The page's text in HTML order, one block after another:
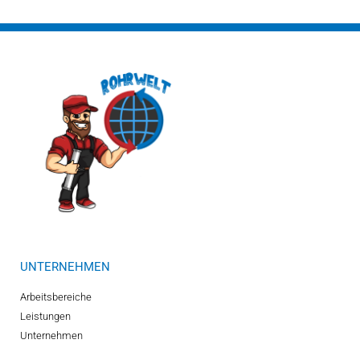
UNTERNEHMEN
Arbeitsbereiche
Leistungen
Unternehmen